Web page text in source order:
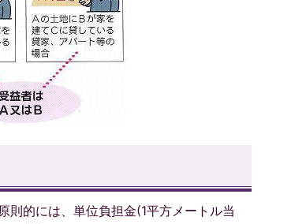
則的には、単位負担金(1平方メートル当